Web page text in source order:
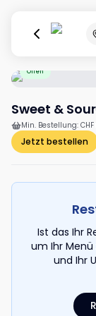
Offen
Sweet & Sour
Min. Bestellung:
Jetzt bestellen
Ist das Ihr
um Ihr
und Ihr